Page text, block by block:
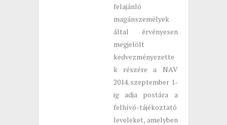
felajánló
magánszemélyek
által érvényesen
megjelölt
kedvezményezette
k részére a NAV
2014. szeptember 1-
ig adja postára a
felhívó-tájékoztató
leveleket, amelyben